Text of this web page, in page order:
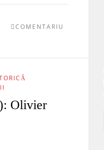
COMENTARIU
Olivier